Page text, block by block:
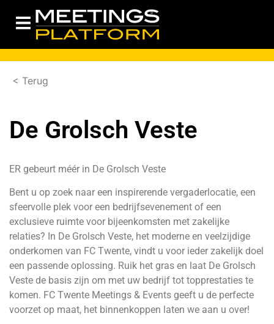
< Terug
De Grolsch Veste
ER gebeurt méér in De Grolsch Veste
Bent u op zoek naar een inspirerende vergaderlocatie, een
sfeervolle plek voor een bedrijfsevenement of een
exclusieve ruimte voor bijeenkomsten met zakelijke
relaties? In De Grolsch Veste, het moderne en veelzijdige
onderkomen van FC Twente, vindt u voor ieder zakelijk doel
een passende oplossing. Ruik het gras en laat De Grolsch
Veste de basis zijn om met uw bedrijf tot topprestaties te
komen. FC Twente Meetings & Events geeft u de perfecte
voorzet op maat, het binnenkoppen laten we aan u over!